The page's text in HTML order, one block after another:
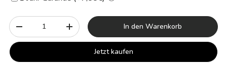
Anzahl
-
+ In den Warenkorb
Jetzt kaufen